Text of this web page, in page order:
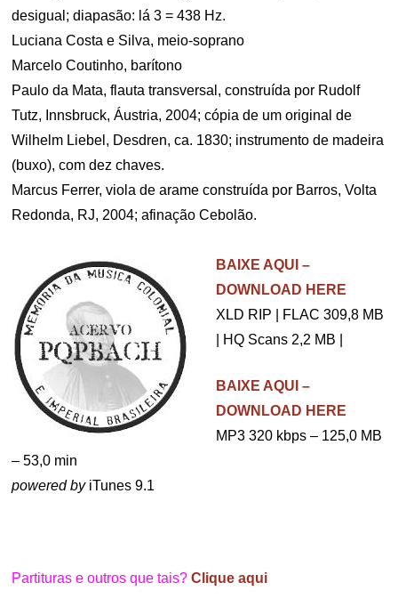
desigual; diapasão: lá 3 = 438 Hz.
Luciana Costa e Silva, meio-soprano
Marcelo Coutinho, barítono
Paulo da Mata, flauta transversal, construída por Rudolf
Tutz, Innsbruck, Áustria, 2004; cópia de um original de
Wilhelm Liebel, Desdren, ca. 1830; instrumento de madeira
(buxo), com dez chaves.
Marcus Ferrer, viola de arame construída por Barros, Volta
Redonda, RJ, 2004; afinação Cebolão.
BAIXE AQUI –
DOWNLOAD HERE
XLD RIP | FLAC 309,8 MB
| HQ Scans 2,2 MB |
BAIXE AQUI –
DOWNLOAD HERE
MP3 320 kbps – 125,0 MB
– 53,0 min
powered byiTunes 9.1
Partituras e outros que tais? Clique aqui